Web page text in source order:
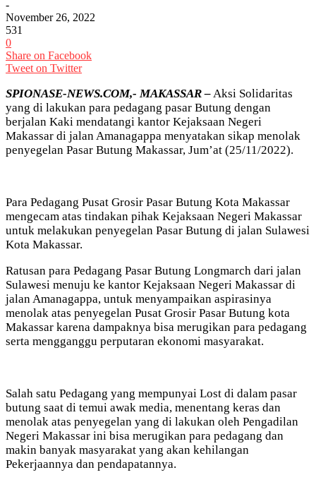
-
November 26, 2022
531
0
Share on Facebook
Tweet on Twitter
SPIONASE-NEWS.COM,- MAKASSAR –Aksi Solidaritas
yang di lakukan para pedagang pasar Butung dengan
berjalan Kaki mendatangi kantor Kejaksaan Negeri
Makassar di jalan Amanagappa menyatakan sikap menolak
penyegelan Pasar Butung Makassar, Jum’at (25/11/2022).
Para Pedagang Pusat Grosir Pasar Butung Kota Makassar
mengecam atas tindakan pihak Kejaksaan Negeri Makassar
untuk melakukan penyegelan Pasar Butung di jalan Sulawesi
Kota Makassar.
Ratusan para Pedagang Pasar Butung Longmarch dari jalan
Sulawesi menuju ke kantor Kejaksaan Negeri Makassar di
jalan Amanagappa, untuk menyampaikan aspirasinya
menolak atas penyegelan Pusat Grosir Pasar Butung kota
Makassar karena dampaknya bisa merugikan para pedagang
serta mengganggu perputaran ekonomi masyarakat.
Salah satu Pedagang yang mempunyai Lost di dalam pasar
butung saat di temui awak media, menentang keras dan
menolak atas penyegelan yang di lakukan oleh Pengadilan
Negeri Makassar ini bisa merugikan para pedagang dan
makin banyak masyarakat yang akan kehilangan
Pekerjaannya dan pendapatannya.